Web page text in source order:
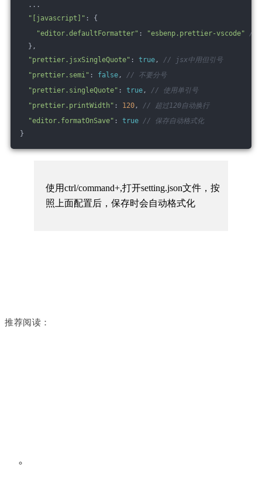
...
"[javascript]" : {
"editor.defaultFormatter" : "esbenp.prettier-vscode"
//
},
"prettier.jsxSingleQuote" : true, // jsx中用但引号
"prettier.semi" : false, // 不要分号
"prettier.singleQuote" : true, // 使用单引号
"prettier.printWidth" : 120, // 超过120自动换行
"editor.formatOnSave" : true // 保存自动格式化
}
使用ctrl/command+,打开setting.json文件，按
照上面配置后，保存时会自动格式化
推荐阅读：